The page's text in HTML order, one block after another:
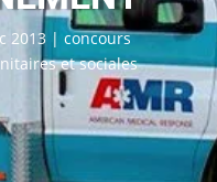
2013 | concours
et sociales